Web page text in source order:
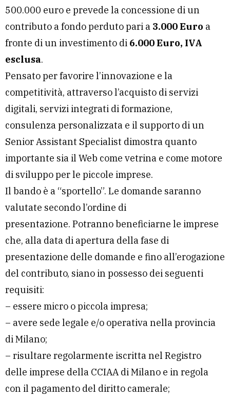
500.000 euro e prevede la concessione di un
contributo a fondo perduto pari a 3.000Euro a
fronte di un investimento di 6.000 Euro, IVA
esclusa.
Pensato per favorire l’innovazione e la
competitività, attraverso l’acquisto di servizi
digitali, servizi integrati di formazione,
consulenza personalizzata e il supporto di un
Senior Assistant Specialist dimostra quanto
importante sia il Web come vetrina e come motore
di sviluppo per le piccole imprese.
Il bando è a “sportello”. Le domande saranno
valutate secondo l’ordine di
presentazione. Potranno beneficiarne le imprese
che, alla data di apertura della fase di
presentazione delle domande e fino all’erogazione
del contributo, siano in possesso dei seguenti
requisiti:
– essere micro o piccola impresa;
– avere sede legale e/o operativa nella provincia
di Milano;
– risultare regolarmente iscritta nel Registro
delle imprese della CCIAA di Milano e in regola
con il pagamento del diritto camerale;